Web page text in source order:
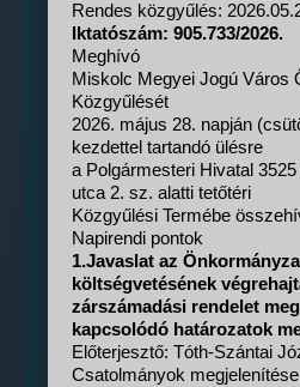
Rendes közgyűlés:
Iktatószám: 905.733/2026.
Meghívó
Miskolc Megyei Jogú Város
Közgyűlését
2026. május 28. napján
kezdettel tartandó ülésre
a Polgármesteri Hivatal
utca 2. sz. alatti tetőtéri
Közgyűlési Termébe
Napirendi pontok
1.Javaslat az
költségvetésének
zárszámadási rendelet
kapcsolódó határozatok
Előterjesztő: Tóth-Szántai
Csatolmányok